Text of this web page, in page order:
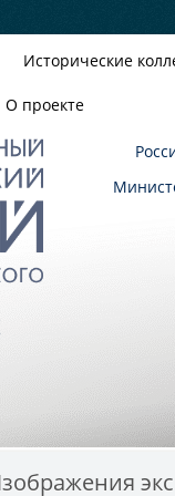
Исторические
О проекте